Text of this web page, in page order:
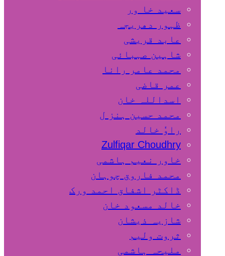
سعید خا ور
ظہور دھریجہ
عابد قریشی
شاہین صہبائی
محمد عامر رانا
عمر قاضی
اسداللہ خان
محمد حسین ہنز ل
راوٗ خالد
Zulfiqar Choudhry
خاور نعیم ہاشمی
محمد فاروق چوہان
ڈاکٹر اشفاق احمد ورک
خالد مسعود خان
شازیہ ذیشان
ثروت ولیم
ملیحہ ہاشمی